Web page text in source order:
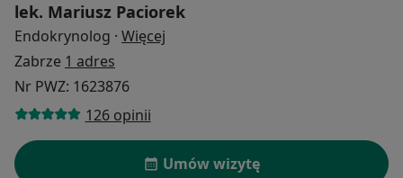
lek. Mariusz Paciorek
Endokrynolog · Więcej
Zabrze 1 adres
Nr PWZ: 1623876
126 opinii
Umów wizytę